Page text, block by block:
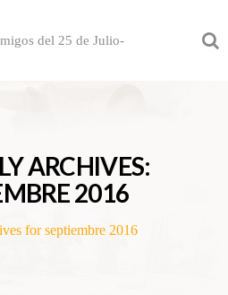
ARCHIVES:
2016
for septiembre 2016